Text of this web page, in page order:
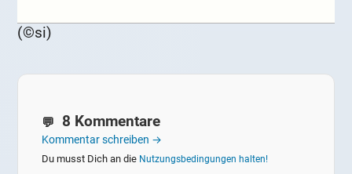
(©si)
8 Kommentare
Kommentar schreiben →
Du musst Dich an die Nutzungsbedingungen halten!